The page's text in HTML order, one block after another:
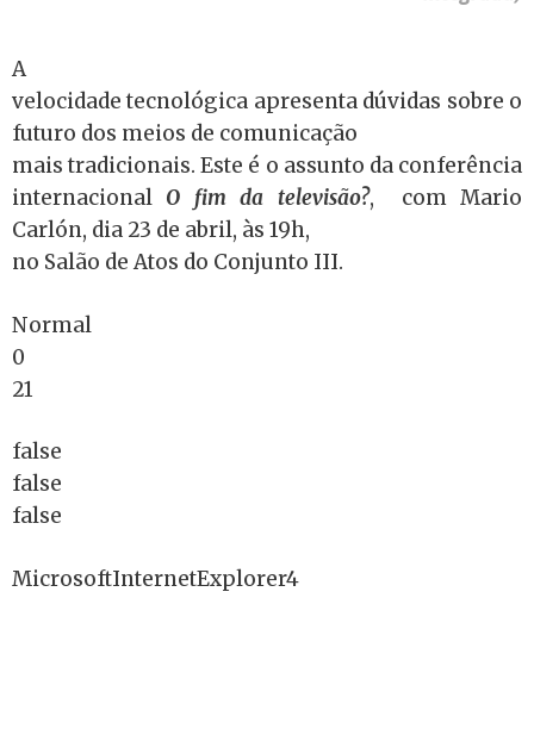
A
velocidade tecnológica apresenta dúvidas sobre o
futuro dos meios de comunicação
mais tradicionais. Este é o assunto da conferência
internacional O fim da televisão?, com Mario
Carlón, dia 23 de abril, às 19h,
no Salão de Atos do Conjunto III.
Normal
0
21
false
false
false
MicrosoftInternetExplorer4